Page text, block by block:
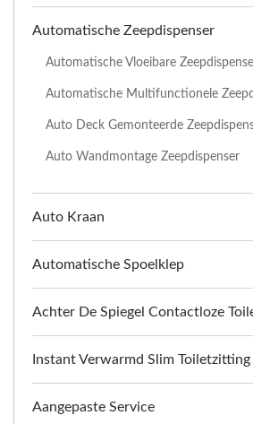
Automatische Zeepdispenser
Automatische Vloeibare
Automatische Multifunctionele
Auto Deck Gemonteerde
Auto Wandmontage Zeepdispenser
Auto Kraan
Automatische Spoelklep
Achter De Spiegel Contactloze
Instant Verwarmd Slim Toiletzitting
Aangepaste Service